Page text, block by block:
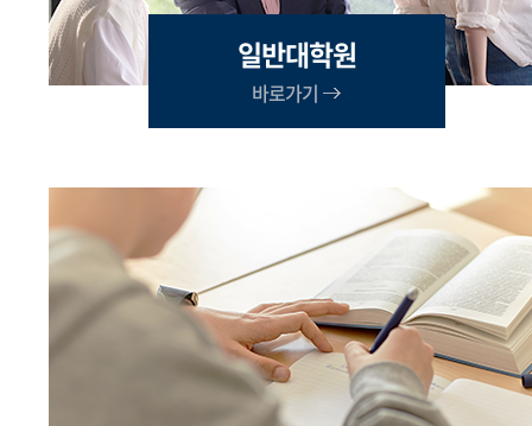
일반대학원
바로가기